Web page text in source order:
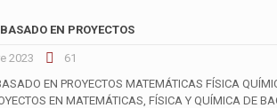
EN PROYECTOS
2023
61
EN PROYECTOS MATEMÁTICAS FÍSICA
EN MATEMÁTICAS, FÍSICA Y QUÍMICA DE